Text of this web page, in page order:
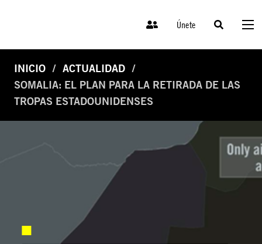
Únete
INICIO
ACTUALIDAD
SOMALIA: EL PLAN PARA LA RETIRADA DE LAS
TROPAS ESTADOUNIDENSES